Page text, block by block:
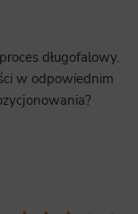
długofalowy.
w odpowiednim